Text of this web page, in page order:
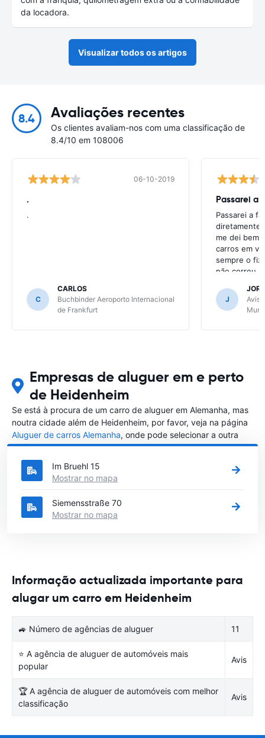
da locadora.
Visualizar todos os artigos
8.4 Avaliações recentes
Os clientes avaliam-nos com uma classificação de
8.4/10 em 108006
06-10-2019
.
.
C
CARLOS
Buchbinder Aeroporto Internacional
de Frankfurt
Passarei a
Passarei a
diretamente
me dei bem
carros em
sempre o fiz
não correu
J
Avis
Empresas de aluguer em e perto
de Heidenheim
Se está à procura de um carro de aluguer em Alemanha, mas
noutra cidade além de Heidenheim, por favor, veja na página
Aluguer de carros Alemanha, onde pode selecionar a outra
cidade em Alemanha que gostaria de alugar um carro
Im Bruehl 15
Mostrar no mapa
Siemensstraße 70
Mostrar no mapa
Informação actualizada importante para
alugar um carro em Heidenheim
🚙 Número de agências de aluguer 11
⭐ A agência de aluguer de automóveis mais
popular
Avis
🏆 A agência de aluguer de automóveis com melhor
classificação
Avis